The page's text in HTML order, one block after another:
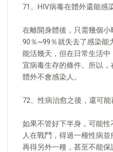
71、HIV病毒在體外還能感
在離開身體後，只需幾個小
90％~99％就失去了感染能
能活幾天，但在日常生活
宜病毒生存的條件。所以
體外不會感染人。
72、性病治愈之後，還可能
如果不管好下半身，可能
人在戰鬥，得過一種性病
再得另外一種，甚至不能